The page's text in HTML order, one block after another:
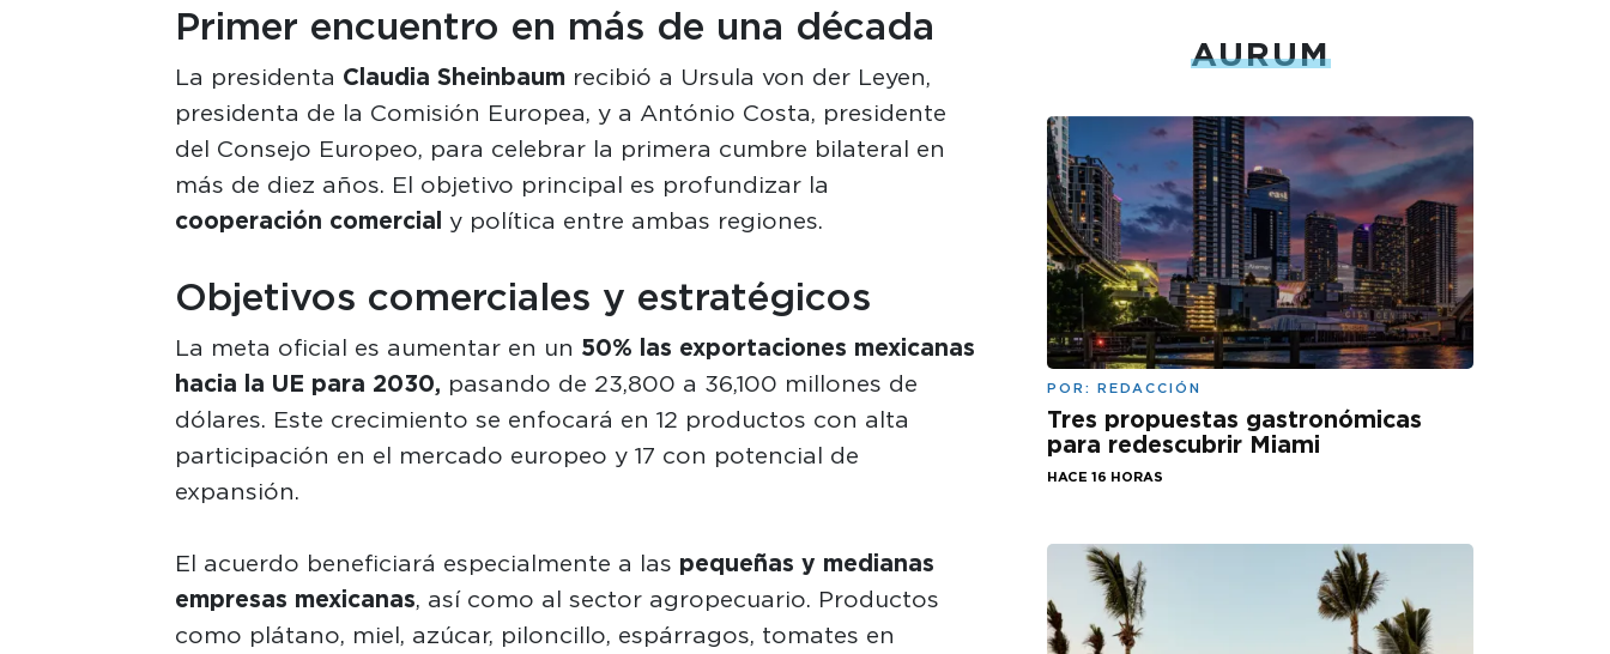
Primer encuentro en más de una década
La presidenta Claudia Sheinbaum recibió a Ursula von der Leyen,
presidenta de la Comisión Europea, y a António Costa, presidente
del Consejo Europeo, para celebrar la primera cumbre bilateral en
más de diez años. El objetivo principal es profundizar la
cooperación comercial y política entre ambas regiones.
Objetivos comerciales y estratégicos
La meta oficial es aumentar en un 50% las exportaciones mexicanas
hacia la UE para 2030, pasando de 23,800 a 36,100 millones de
dólares. Este crecimiento se enfocará en 12 productos con alta
participación en el mercado europeo y 17 con potencial de
expansión.
El acuerdo beneficiará especialmente a las pequeñas y medianas
empresas mexicanas, así como al sector agropecuario. Productos
como plátano, miel, azúcar, piloncillo, espárragos, tomates en
AURUM
POR: REDACCIÓN
Tres propuestas gastronómicas
para redescubrir Miami
HACE 16 HORAS